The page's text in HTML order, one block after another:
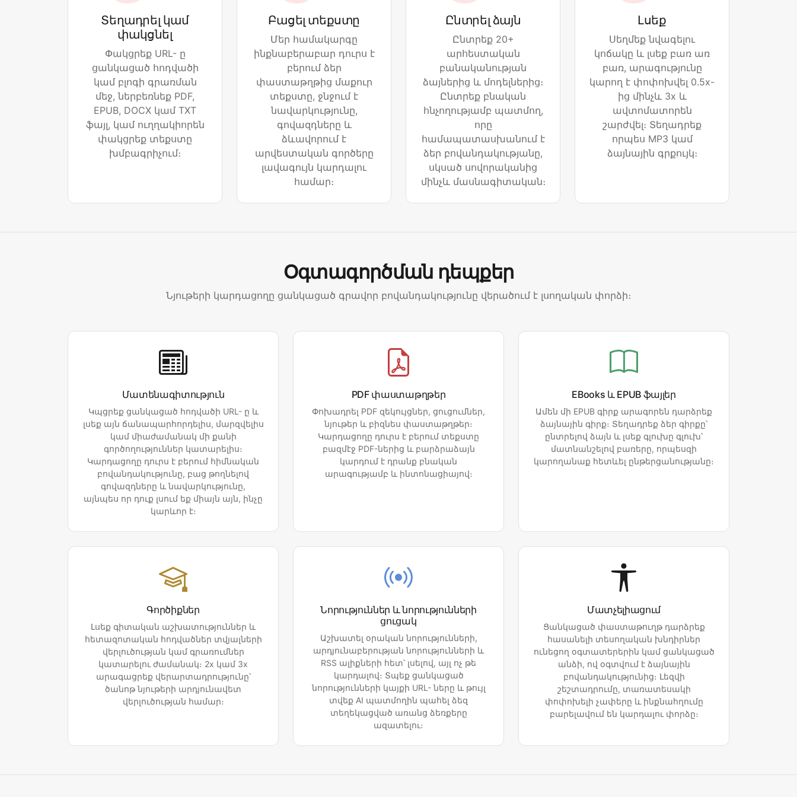
Տեղադրել կամ
փակցնել
Փակցրեք URL- ը
ցանկացած հոդվածի
կամ բլոգի գրառման
մեջ, ներբեռնեք PDF,
EPUB, DOCX կամ TXT
ֆայլ, կամ ուղղակիորեն
փակցրեք տեքստը
խմբագրիչում։
Բացել տեքստը
Մեր համակարգը
ինքնաբերաբար դուրս է
բերում ձեր
փաստաթղթից մաքուր
տեքստը, ջնջում է
նավարկությունը,
գովազդները և
ձևավորում է
արվեստական գործերը
լավագույն կարդալու
համար։
Ընտրել ձայն
Ընտրեք 20+
արհեստական
բանականության
ձայներից և մոդելներից։
Ընտրեք բնական
հնչողությամբ պատմող,
որը
համապատասխանում է
ձեր բովանդակությանը,
սկսած սովորականից
մինչև մասնագիտական։
Լսեք
Սեղմեք նվագելու
կոճակը և լսեք բառ առ
բառ, արագությունը
կարող է փոփոխվել 0.5x-
ից մինչև 3x և
ավտոմատորեն
շարժվել։ Տեղադրեք
որպես MP3 կամ
ձայնային գրքույկ։
Օգտագործման դեպքեր
Նյութերի կարդացողը ցանկացած գրավոր բովանդակությունը վերածում է լսողական փորձի։
Մատենագիտություն
Կպցրեք ցանկացած հոդվածի URL- ը և
լսեք այն ճանապարհորդելիս, մարզվելիս
կամ միաժամանակ մի քանի
գործողություններ կատարելիս։
Կարդացողը դուրս է բերում հիմնական
բովանդակությունը, բաց թողնելով
գովազդները և նավարկությունը,
այնպես որ դուք լսում եք միայն այն, ինչը
կարևոր է։
PDF փաստաթղթեր
Փոխադրել PDF զեկույցներ, ցուցումներ,
նյութեր և բիզնես փաստաթղթեր։
Կարդացողը դուրս է բերում տեքստը
բազմէջ PDF-ներից և բարձրաձայն
կարդում է դրանք բնական
արագությամբ և ինտոնացիայով։
EBooks և EPUB ֆայլեր
Ամեն մի EPUB գիրք արագորեն դարձրեք
ձայնային գիրք։ Տեղադրեք ձեր գիրքը՝
ընտրելով ձայն և լսեք գլուխը գլուխ՝
մատնանշելով բառերը, որպեսզի
կարողանաք հետևել ընթերցանությանը։
Գործիքներ
Լսեք գիտական աշխատություններ և
հետազոտական հոդվածներ տվյալների
վերլուծության կամ գրառումներ
կատարելու ժամանակ։ 2x կամ 3x
արագացրեք վերարտադրությունը՝
ծանոթ նյութերի արդյունավետ
վերլուծության համար։
Նորություններ և նորությունների
ցուցակ
Աշխատել օրական նորությունների,
արդյունաբերության նորությունների և
RSS ալիքների հետ՝ լսելով, այլ ոչ թե
կարդալով։ Տպեք ցանկացած
նորությունների կայքի URL- ները և թույլ
տվեք AI պատմողին պահել ձեզ
տեղեկացված առանց ձեռքերը
ազատելու։
Մատչելիացում
Ցանկացած փաստաթուղթ դարձրեք
հասանելի տեսողական խնդիրներ
ունեցող օգտատերերին կամ ցանկացած
անձի, ով օգտվում է ձայնային
բովանդակությունից։ Լեզվի
շեշտադրումը, տառատեսակի
փոփոխելի չափերը և ինքնահղումը
բարելավում են կարդալու փորձը։